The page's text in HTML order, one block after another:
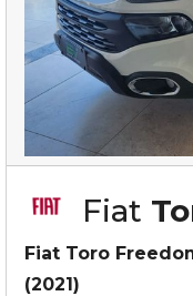
Fiat
Fiat Toro
(2021)